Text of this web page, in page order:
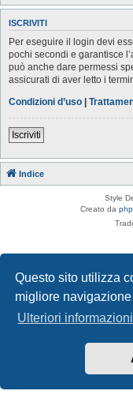
Questo sito utilizza
migliore
Ulteriori informazioni
ISCRIVITI
Per eseguire il login devi
pochi secondi e garantisce
può anche dare permessi
assicurati di aver letto i
Condizioni d’uso |
Iscriviti
Indice
Style
Creato da